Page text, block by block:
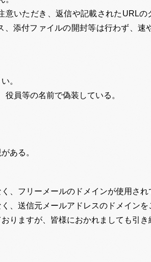
いただき、返信や記載されたURL
、添付ファイルの開封等は行わず、
。
役員等の名前で偽装している。
ある。
、フリーメールのドメインが使用され
、送信元メールアドレスのドメインを
りますが、皆様におかれましても引